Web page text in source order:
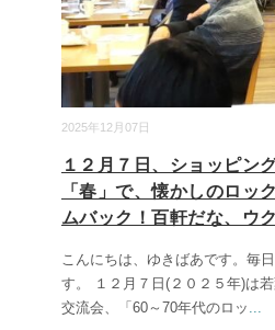
2025年12月07日
１２月７日、ショッピン
「春」で、懐かしのロッ
ムバック！百軒だな、ウ
こんにちは、ゆきばあです。毎
す。 １２月７日(２０２５年)は
交流会、「60～70年代のロッ ...